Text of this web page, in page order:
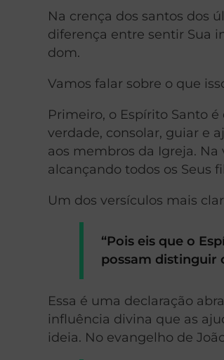
Na crença dos santos dos
diferença entre sentir Sua
dom.
Vamos falar sobre o que
Primeiro, o Espírito Santo
verdade, consolar, guiar e
aos membros da Igreja.
alcançando todos os Seus
Um dos versículos mais
“Pois eis que o
possam distinguir
Essa é uma declaração
influência divina que as
ideia. No evangelho de